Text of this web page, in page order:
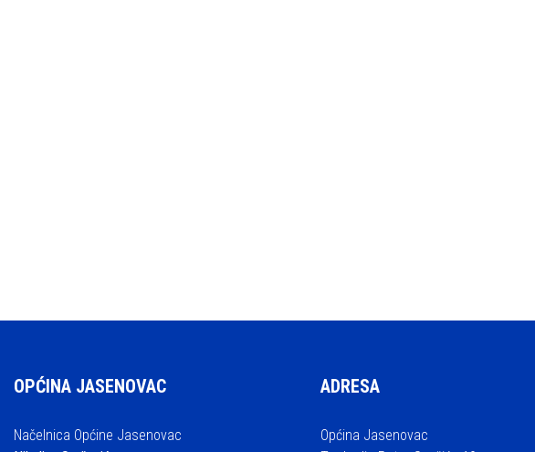
OPĆINA JASENOVAC
Načelnica Općine Jasenovac
ADRESA
Općina Jasenovac